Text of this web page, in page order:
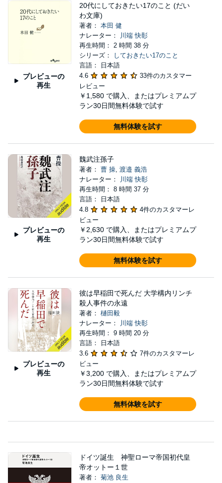
プレビューの
再生
20代にしておきたい17のこと (だい
わ文庫)
著者： 本田 健
ナレーター：
川端 快彰
再生時間： 2 時間 38 分
シリーズ：
しておきたい17のこと
言語： 日本語
4.6
33件のカスタマー
レビュー
￥1,580 で購入、またはプレミアムプ
ラン30日間無料体験で試す
無料体験を試す
プレビューの
再生
魏武注孫子
著者： 曹 操, 渡邉 義浩
ナレーター：
川端 快彰
再生時間： 8 時間 37 分
言語： 日本語
4.8
4件のカスタマーレ
ビュー
￥2,630 で購入、またはプレミアムプ
ラン30日間無料体験で試す
無料体験を試す
プレビューの
再生
彼は早稲田で死んだ 大学構内リンチ
殺人事件の永遠
著者： 樋田毅
ナレーター：
川端 快彰
再生時間： 9 時間 20 分
言語： 日本語
3.6
7件のカスタマーレ
ビュー
￥3,200 で購入、またはプレミアムプ
ラン30日間無料体験で試す
無料体験を試す
ドイツ誕生 神聖ローマ帝国初代皇
帝オットー１世
著者： 菊池 良生